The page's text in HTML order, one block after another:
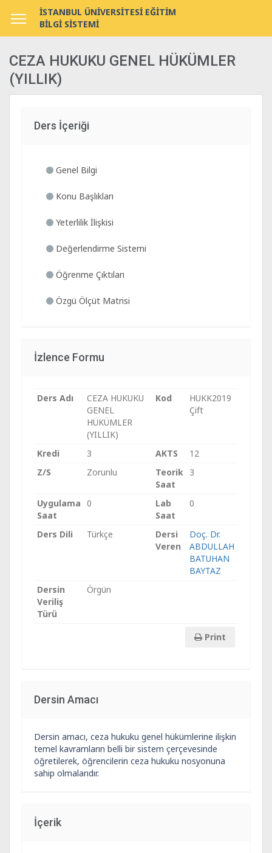
İSTANBUL ÜNİVERSİTESİ EĞİTİM
BİLGİ SİSTEMİ
CEZA HUKUKU GENEL HÜKÜMLER
(YILLIK)
Ders İçeriği
Genel Bilgi
Konu Başlıkları
Yeterlilik İlişkisi
Değerlendirme Sistemi
Öğrenme Çıktıları
Özgü Ölçüt Matrisi
İzlence Formu
Ders Adı
CEZA HUKUKU
GENEL
HÜKÜMLER
(YILLIK)
Kod
HUKK2019
Çift
Kredi 3 AKTS
12
Z/S
Zorunlu
Teorik
Saat
3
Uygulama
Saat
0
Lab
Saat
0
Ders Dili Türkçe
Dersi
Veren
Doç. Dr.
ABDULLAH
BATUHAN
BAYTAZ
Dersin
Veriliş
Türü
Örgün
Print
Dersin Amacı
Dersin amacı, ceza hukuku genel hükümlerine ilişkin
temel kavramların belli bir sistem çerçevesinde
öğretilerek, öğrencilerin ceza hukuku nosyonuna
sahip olmalarıdır.
İçerik